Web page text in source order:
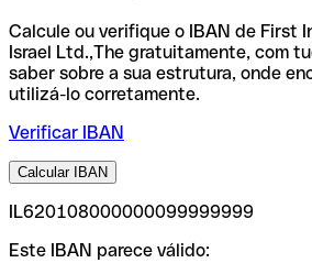
Calcule ou verifique o IBAN de First
Israel Ltd.,The gratuitamente, com
saber sobre a sua estrutura, onde
utilizá-lo corretamente.
Verificar IBAN
Calcular IBAN
IL620108000000099999999
Este IBAN parece válido: